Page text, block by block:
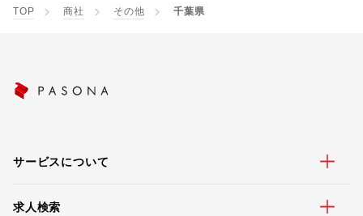
TOP 商社 その他 千葉県
サービスについて
求人検索